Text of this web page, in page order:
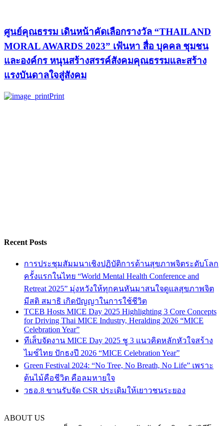
ศูนย์คุณธรรม เดินหน้าคัดเลือกรางวัล “THAILAND
MORAL AWARDS 2023” เฟ้นหา สื่อ บุคคล ชุมชน
และองค์กร หนุนสร้างสรรค์สังคมคุณธรรมและสร้าง
แรงบันดาลใจสู่สังคม
Print
Recent Posts
การประชุมสัมมนาเชิงปฏิบัติการด้านสุขภาพจิตระดับโลก
ครั้งแรกในไทย “World Mental Health Conference and
Retreat 2025” มุ่งหวังให้ทุกคนหันมาสนใจดูแลสุขภาพจิต
มีสติ สมาธิ เกิดปัญญาในการใช้ชีวิต
TCEB Hosts MICE Day 2025 Highlighting 3 Core Concepts
for Driving Thai MICE Industry, Heralding 2026 “MICE
Celebration Year”
ทีเส็บจัดงาน MICE Day 2025 ชู 3 แนวคิดหลักหัวใจสร้าง
ไมซ์ไทย ปักธงปี 2026 “MICE Celebration Year”
Green Festival 2024: “No Tree, No Breath, No Life” เพราะ
ต้นไม้คือชีวิต คือลมหายใจ
วธอ.8 ขานรับจัด CSR ประเดิมให้เยาวชนระยอง
ABOUT US